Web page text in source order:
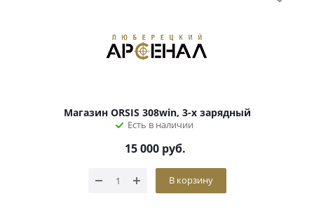
Магазин ORSIS 308win, 3-х зарядный
Есть в наличии
15 000руб.
В корзину